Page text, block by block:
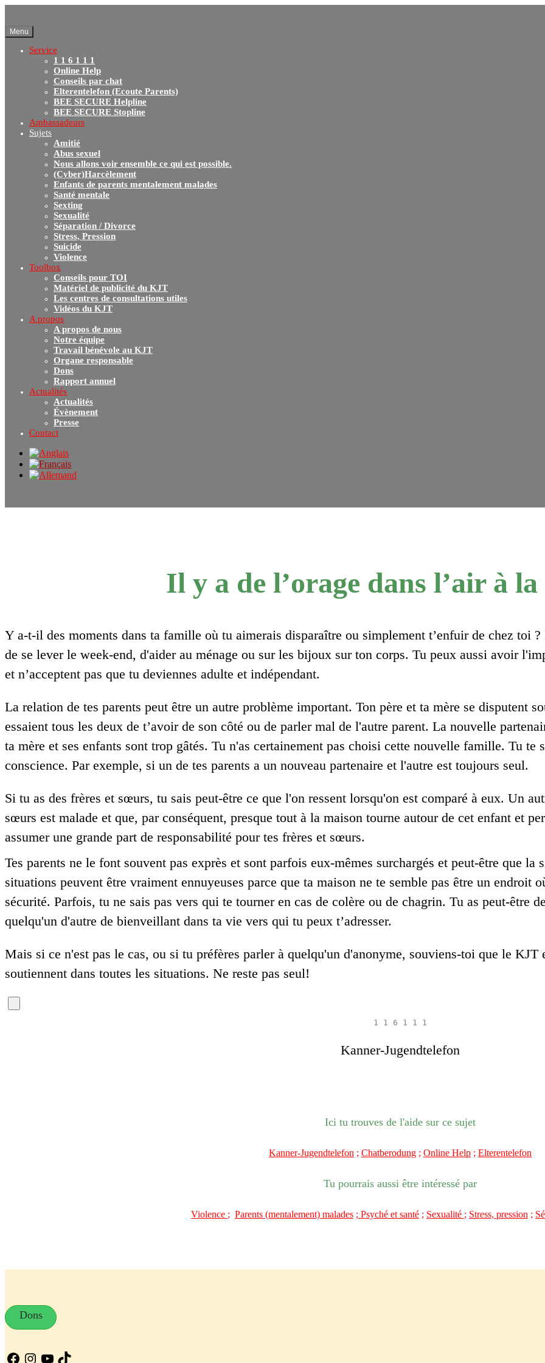
Menu
Service
1 1 6 1 1 1
Online Help
Conseils par chat
Elterentelefon (Ecoute Parents)
BEE SECURE Helpline
BEE SECURE Stopline
Ambassadeurs
Sujets
Amitié
Abus sexuel
Nous allons voir ensemble ce qui est possible.
(Cyber)Harcèlement
Enfants de parents mentalement malades
Santé mentale
Sexting
Sexualité
Séparation / Divorce
Stress, Pression
Suicide
Violence
Toolbox
Conseils pour TOI
Matériel de publicité du KJT
Les centres de consultations utiles
Vidéos du KJT
A propos
A propos de nous
Notre équipe
Travail bénévole au KJT
Organe responsable
Dons
Rapport annuel
Actualités
Actualités
Évènement
Presse
Contact
Il y a de l’orage dans l’air à
Y a-t-il des moments dans ta famille où tu aimerais disparaître ou simplement t’enfuir de chez toi
de se lever le week-end, d'aider au ménage ou sur les bijoux sur ton corps. Tu peux aussi avoir
et n’acceptent pas que tu deviennes adulte et indépendant.
La relation de tes parents peut être un autre problème important. Ton père et ta mère se disputent
essaient tous les deux de t’avoir de son côté ou de parler mal de l'autre parent. La nouvelle
ta mère et ses enfants sont trop gâtés. Tu n'as certainement pas choisi cette nouvelle famille. Tu te
conscience. Par exemple, si un de tes parents a un nouveau partenaire et l'autre est toujours seul.
Si tu as des frères et sœurs, tu sais peut-être ce que l'on ressent lorsqu'on est comparé à eux. Un
sœurs est malade et que, par conséquent, presque tout à la maison tourne autour de cet enfant et
assumer une grande part de responsabilité pour tes frères et sœurs.
Tes parents ne le font souvent pas exprès et sont parfois eux-mêmes surchargés et peut-être que
situations peuvent être vraiment ennuyeuses parce que ta maison ne te semble pas être un endroit
sécurité. Parfois, tu ne sais pas vers qui te tourner en cas de colère ou de chagrin. Tu as peut-être
quelqu'un d'autre de bienveillant dans ta vie vers qui tu peux t’adresser.
Mais si ce n'est pas le cas, ou si tu préfères parler à quelqu'un d'anonyme, souviens-toi que le
soutiennent dans toutes les situations. Ne reste pas seul!
1 1 6 1 1 1
Kanner-Jugendtelefon
Ici tu trouves de l'aide sur ce sujet
Kanner-Jugendtelefon ; Chatberodung ; Online Help ; Elterentelefon
Tu pourrais aussi être intéressé par
Violence ; Parents (mentalement) malades ; Psyché et santé ; Sexualité ; Stress, pression ;
Dons
Facebook
Instagram
YouTube
TikTok